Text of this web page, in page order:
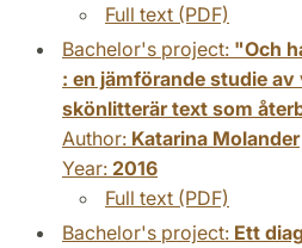
Full text (PDF)
Bachelor's project: "Och
: en jämförande studie
skönlitterär text som
Author: Katarina Molander
Year: 2016
Full text (PDF)
Bachelor's project: Ett